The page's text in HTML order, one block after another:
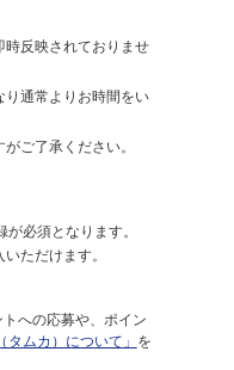
反映されておりませ
通常よりお時間をい
ご了承ください。
必須となります。
ただけます。
への応募や、ポイン
タムカ）について」 を